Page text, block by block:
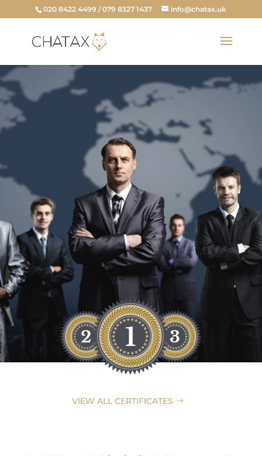
020 8422 4499 / 079 8327 1437 info@chatax.uk
VIEW ALL CERTIFICATES